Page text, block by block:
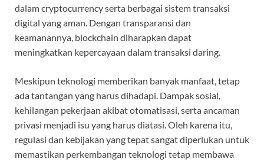
dalam cryptocurrency serta berbagai sistem transaksi
digital yang aman. Dengan transparansi dan
keamanannya, blockchain diharapkan dapat
meningkatkan kepercayaan dalam transaksi daring.
Meskipun teknologi memberikan banyak manfaat, tetap
ada tantangan yang harus dihadapi. Dampak sosial,
kehilangan pekerjaan akibat otomatisasi, serta ancaman
privasi menjadi isu yang harus diatasi. Oleh karena itu,
regulasi dan kebijakan yang tepat sangat diperlukan untuk
memastikan perkembangan teknologi tetap membawa